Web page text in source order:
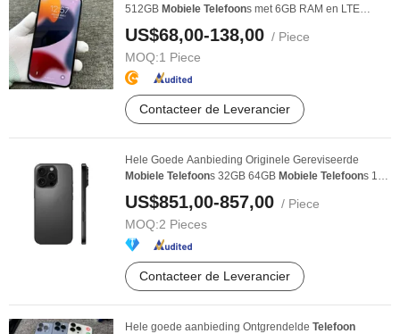
512GB Mobiele Telefoons met 6GB RAM en LTE
Mobiele
US$68,00-138,00 / Piece
MOQ:1 Piece
Contacteer de Leverancier
Hele Goede Aanbieding Originele Gereviseerde
Mobiele Telefoons 32GB 64GB Mobiele Telefoons 16
16 PRO ...
US$851,00-857,00 / Piece
MOQ:2 Pieces
Contacteer de Leverancier
Hele goede aanbieding Ontgrendelde Telefoon